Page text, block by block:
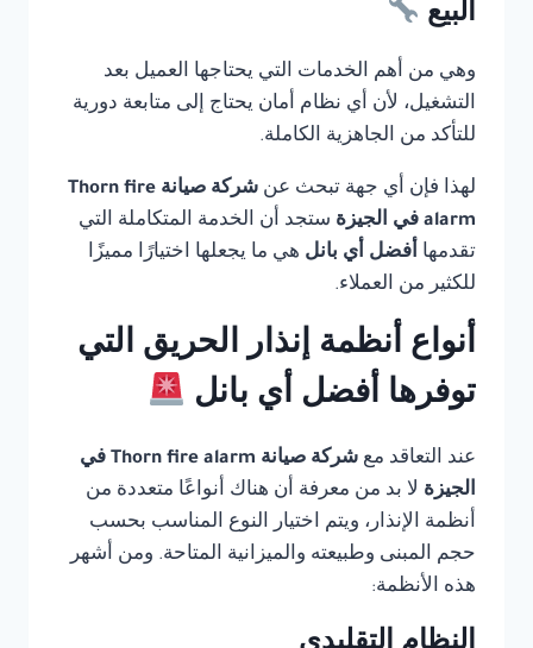
البيع
وهي من أهم الخدمات التي يحتاجها العميل بعد
التشغيل، لأن أي نظام أمان يحتاج إلى متابعة دورية
للتأكد من الجاهزية الكاملة.
لهذا فإن أي جهة تبحث عن
شركة صيانة Thorn fire
alarm في الجيزة
ستجد أن الخدمة المتكاملة التي
تقدمها أفضل أي بانل هي ما يجعلها اختيارًا مميزًا
للكثير من العملاء.
أنواع أنظمة إنذار الحريق التي
توفرها أفضل أي بانل
عند التعاقد مع
شركة صيانة Thorn fire alarm في
الجيزة لا بد من معرفة أن هناك أنواعًا متعددة من
أنظمة الإنذار، ويتم اختيار النوع المناسب بحسب
حجم المبنى وطبيعته والميزانية المتاحة. ومن أشهر
هذه الأنظمة: